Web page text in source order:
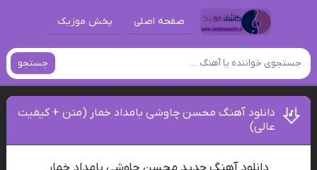
صفحه اصلی پخش موزیک
جستجو
دانلود آهنگ محسن چاوشی بامداد خمار (متن + کیفیت
عالی)